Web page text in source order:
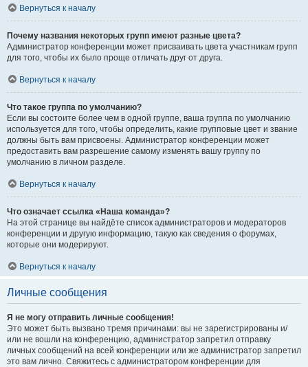
Вернуться к началу
Почему названия некоторых групп имеют разные цвета?
Администратор конференции может присваивать цвета участникам групп
для того, чтобы их было проще отличать друг от друга.
Вернуться к началу
Что такое группа по умолчанию?
Если вы состоите более чем в одной группе, ваша группа по умолчанию
используется для того, чтобы определить, какие групповые цвет и звание
должны быть вам присвоены. Администратор конференции может
предоставить вам разрешение самому изменять вашу группу по
умолчанию в личном разделе.
Вернуться к началу
Что означает ссылка «Наша команда»?
На этой странице вы найдёте список администраторов и модераторов
конференции и другую информацию, такую как сведения о форумах,
которые они модерируют.
Вернуться к началу
Личные сообщения
Я не могу отправить личные сообщения!
Это может быть вызвано тремя причинами: вы не зарегистрированы и/
или не вошли на конференцию, администратор запретил отправку
личных сообщений на всей конференции или же администратор запретил
это вам лично. Свяжитесь с администратором конференции для